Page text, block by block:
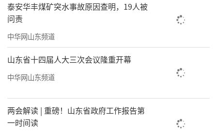
泰安华丰煤矿突水事故原因查明，19人被
问责
中华网山东频道
山东省十四届人大三次会议隆重开幕
中华网山东频道
两会解读 | 重磅！山东省政府工作报告第
一时间读